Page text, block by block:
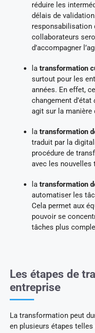
réduire les
délais de
responsabilisation
collaborateurs
d’accompagner
la transformation
surtout pour les
années. En effet,
changement d’état
agit sur la manière
la transformation
traduit par la
procédure de
avec les nouvelles
la transformation
automatiser les
Cela permet aux
pouvoir se
tâches plus
Les étapes de
entreprise
La transformation peut
en plusieurs étapes telles